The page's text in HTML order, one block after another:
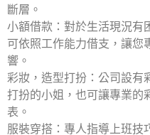
斷層。
小額借款：對於生活現況有
可依照工作能力借支，讓您
響。
彩妝，造型打扮：公司設有
打扮的小姐，也可讓專業的
表。
服裝穿搭：專人指導上班技